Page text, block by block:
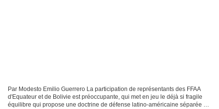
Par Modesto Emilio Guerrero La participation de représentants des FFAA
d'Equateur et de Bolivie est préoccupante, qui met en jeu le déjà si fragile
équilibre qui propose une doctrine de défense latino-américaine séparée du